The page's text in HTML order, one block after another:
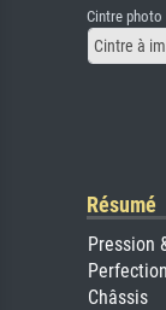
Cintre photo
Cintre à
Résumé
Pression
Châssis